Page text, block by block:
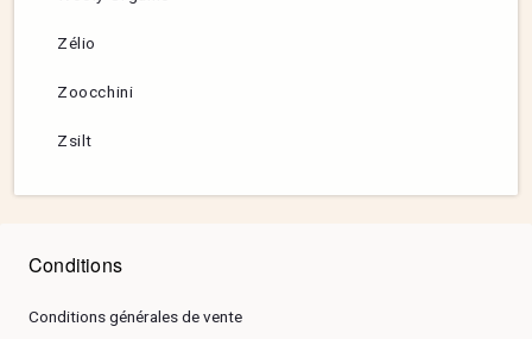
Zélio
Zoocchini
Zsilt
Conditions
Conditions générales de vente